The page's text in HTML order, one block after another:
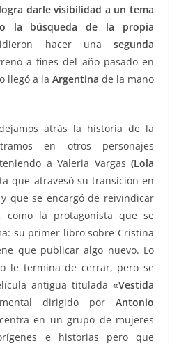
logra darle visibilidad a un tema
la búsqueda de la propia
hacer una segunda
a fines del año pasado en
llegó a la Argentina de la mano
atrás la historia de la
en otros personajes
a Valeria Vargas (Lola
que atravesó su transición en
que se encargó de reivindicar
la protagonista que se
su primer libro sobre Cristina
que publicar algo nuevo. Lo
le termina de cerrar, pero se
antigua titulada «Vestida
dirigido por Antonio
en un grupo de mujeres
e historias pero que